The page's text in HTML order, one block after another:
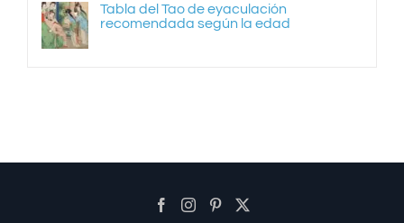
Tabla del Tao de eyaculación
recomendada según la edad